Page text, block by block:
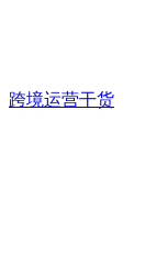
跨境运营干货